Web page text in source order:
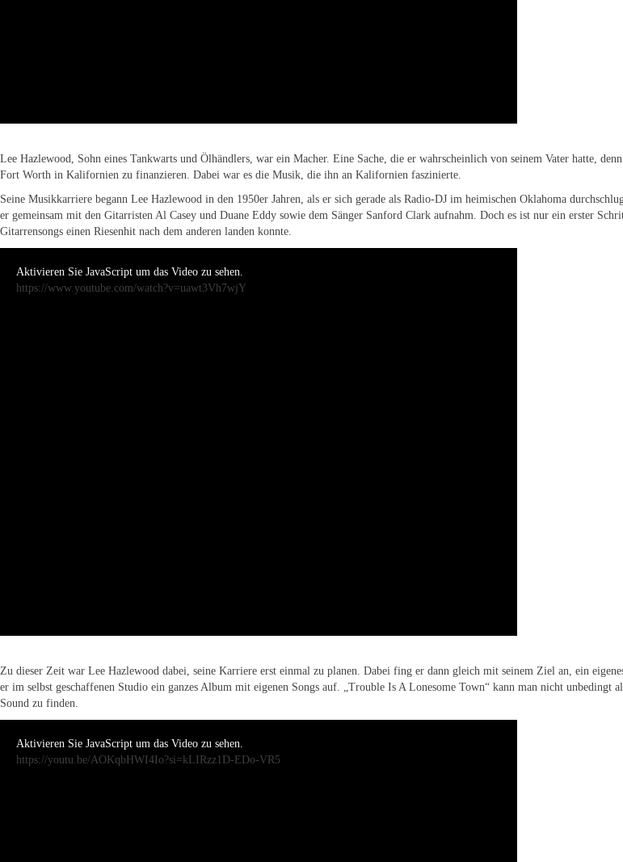
Lee Hazlewood, Sohn eines Tankwarts und Ölhändlers, war ein Macher. Eine Sache, die er wahrscheinlich von seinem Vater hatte,
Fort Worth in Kalifornien zu finanzieren. Dabei war es die Musik, die ihn an Kalifornien faszinierte.
Seine Musikkarriere begann Lee Hazlewood in den 1950er Jahren, als er sich gerade als Radio-DJ im heimischen Oklahoma
er gemeinsam mit den Gitarristen Al Casey und Duane Eddy sowie dem Sänger Sanford Clark aufnahm. Doch es ist nur ein erster
Gitarrensongs einen Riesenhit nach dem anderen landen konnte.
Aktivieren Sie JavaScript um das Video zu sehen.
https://www.youtube.com/watch?v=uawt3Vh7wjY
Zu dieser Zeit war Lee Hazlewood dabei, seine Karriere erst einmal zu planen. Dabei fing er dann gleich mit seinem Ziel an, ein
er im selbst geschaffenen Studio ein ganzes Album mit eigenen Songs auf. „Trouble Is A Lonesome Town“ kann man nicht
Sound zu finden.
Aktivieren Sie JavaScript um das Video zu sehen.
https://youtu.be/AOKqbHWI4Io?si=kLIRzz1D-EDo-VR5